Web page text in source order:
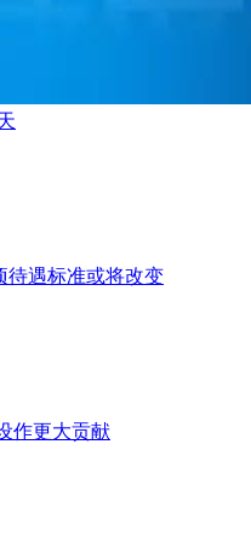
待遇标准或将改变
作更大贡献